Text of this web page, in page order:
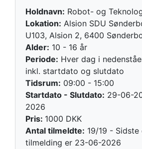
Holdnavn: Robot- og
Lokation: Alsion SDU
U103, Alsion 2, 6400
Alder: 10 - 16 år
Periode: Hver dag i
inkl. startdato og slutdato
Tidsrum: 09:00 - 15:00
Startdato - Slutdato: 29-06-
2026
Pris: 1000 DKK
Antal tilmeldte: 19/19 -
tilmelding er 23-06-2026